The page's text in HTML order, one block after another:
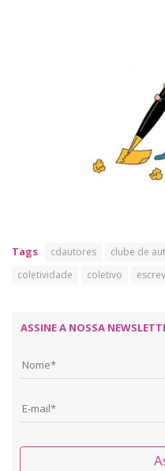
Tags cdautores clube de
coletividade
coletivo
ASSINE A NOSSA